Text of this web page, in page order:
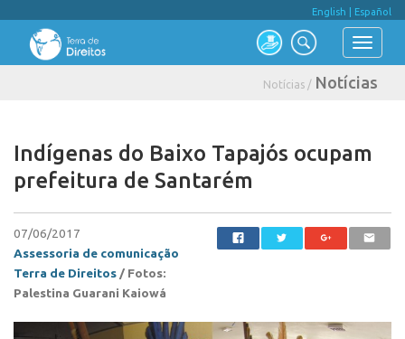
English Español
Notícias / Notícias
Indígenas do Baixo Tapajós ocupam
prefeitura de Santarém
07/06/2017
Assessoria de comunicação
Terra de Direitos / Fotos:
Palestina Guarani Kaiowá